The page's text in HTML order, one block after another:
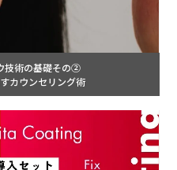
技術の基礎その②
カウンセリング術